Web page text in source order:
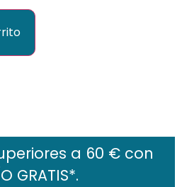
a 60 € con
GRATIS*.